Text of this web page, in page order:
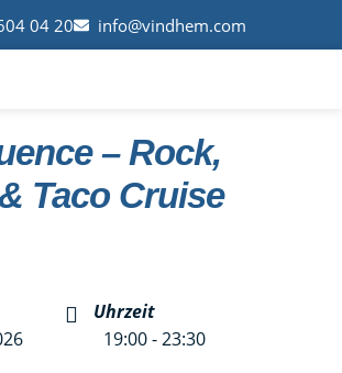
04 20 info@vindhem.com
– Rock,
Taco Cruise
Uhrzeit
19:00 - 23:30